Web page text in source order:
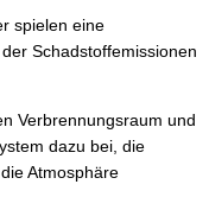
spielen eine
Schadstoffemissionen
Verbrennungsraum und
dazu bei, die
Atmosphäre